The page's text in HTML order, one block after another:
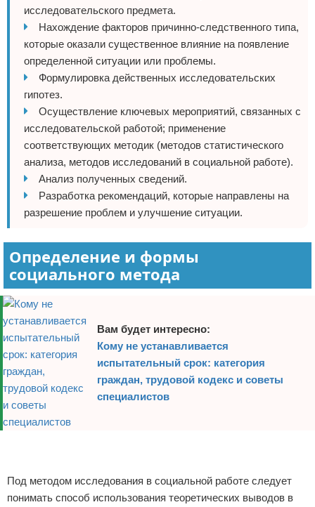
исследовательского предмета.
Нахождение факторов причинно-следственного типа,
которые оказали существенное влияние на появление
определенной ситуации или проблемы.
Формулировка действенных исследовательских
гипотез.
Осуществление ключевых мероприятий, связанных с
исследовательской работой; применение
соответствующих методик (методов статистического
анализа, методов исследований в социальной работе).
Анализ полученных сведений.
Разработка рекомендаций, которые направлены на
разрешение проблем и улучшение ситуации.
Определение и формы
социального метода
Вам будет интересно:
Кому не устанавливается
испытательный срок: категория
граждан, трудовой кодекс и советы
специалистов
Под методом исследования в социальной работе следует
понимать способ использования теоретических выводов в